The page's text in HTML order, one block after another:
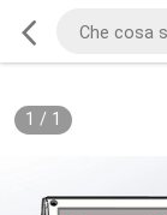
1 / 1